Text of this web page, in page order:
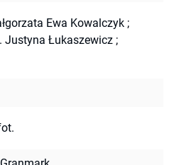
Ewa Kowalczyk ;
Justyna Łukaszewicz ;